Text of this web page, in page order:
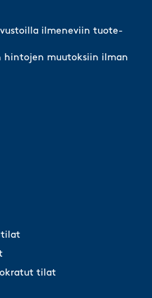
ilmeneviin tuote-
hintojen muutoksiin ilman
tilat